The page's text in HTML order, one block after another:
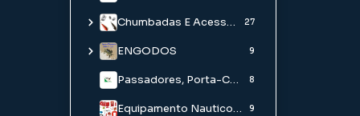
YO-ZURI 1
Chumbadas E Acessorios 27
Chumbo avulso 24
Chumbo em caixa 2
Pó para Chumbadas 1
ENGODOS 9
Engodos e Aditivos 9
Iscos Água Doce
Passadores, Porta-Carretos E Acessorios 8
Equipamento Nautico/ Palamenta 9